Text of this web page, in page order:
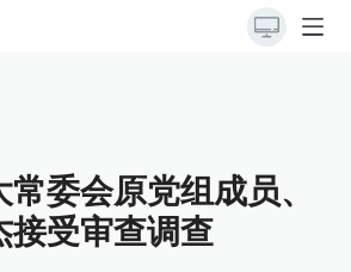
委会原党组成员、
接受审查调查